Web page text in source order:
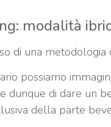
modalità
di una
possiamo
dunque di dare un
della parte